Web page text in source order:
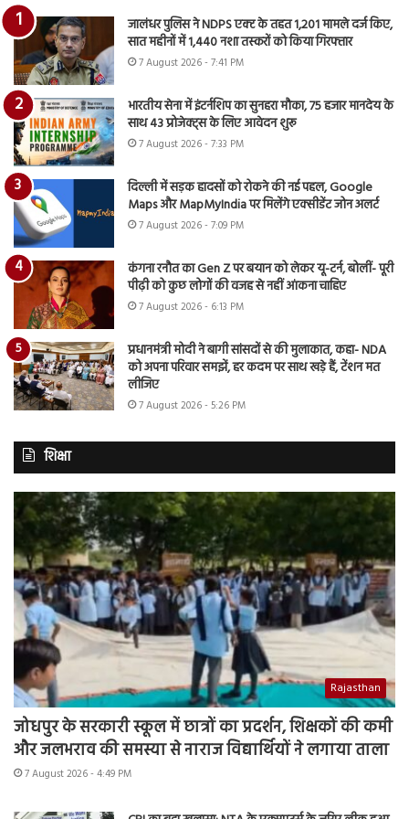
जालंधर पुलिस ने NDPS एक्ट के तहत 1,201 मामले दर्ज किए,
सात महीनों में 1,440 नशा तस्करों को किया गिरफ्तार
7 August 2026 - 7:41 PM
भारतीय सेना में इंटर्नशिप का सुनहरा मौका, 75 हजार मानदेय के
साथ 43 प्रोजेक्ट्स के लिए आवेदन शुरू
7 August 2026 - 7:33 PM
दिल्ली में सड़क हादसों को रोकने की नई पहल, Google
Maps और MapMyIndia पर मिलेंगे एक्सीडेंट जोन अलर्ट
7 August 2026 - 7:09 PM
कंगना रनौत का Gen Z पर बयान को लेकर यू-टर्न, बोलीं- पूरी
पीढ़ी को कुछ लोगों की वजह से नहीं आंकना चाहिए
7 August 2026 - 6:13 PM
प्रधानमंत्री मोदी ने बागी सांसदों से की मुलाकात, कहा- NDA
को अपना परिवार समझें, हर कदम पर साथ खड़े हैं, टेंशन मत
लीजिए
7 August 2026 - 5:26 PM
शिक्षा
Rajasthan
जोधपुर के सरकारी स्कूल में छात्रों का प्रदर्शन, शिक्षकों की कमी
और जलभराव की समस्या से नाराज विद्यार्थियों ने लगाया ताला
7 August 2026 - 4:49 PM